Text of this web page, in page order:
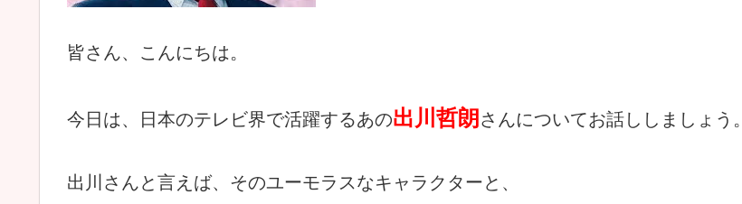
皆さん、こんにちは。
今日は、日本のテレビ界で活躍するあの出川哲朗さんについてお話ししましょう。
出川さんと言えば、そのユーモラスなキャラクターと、